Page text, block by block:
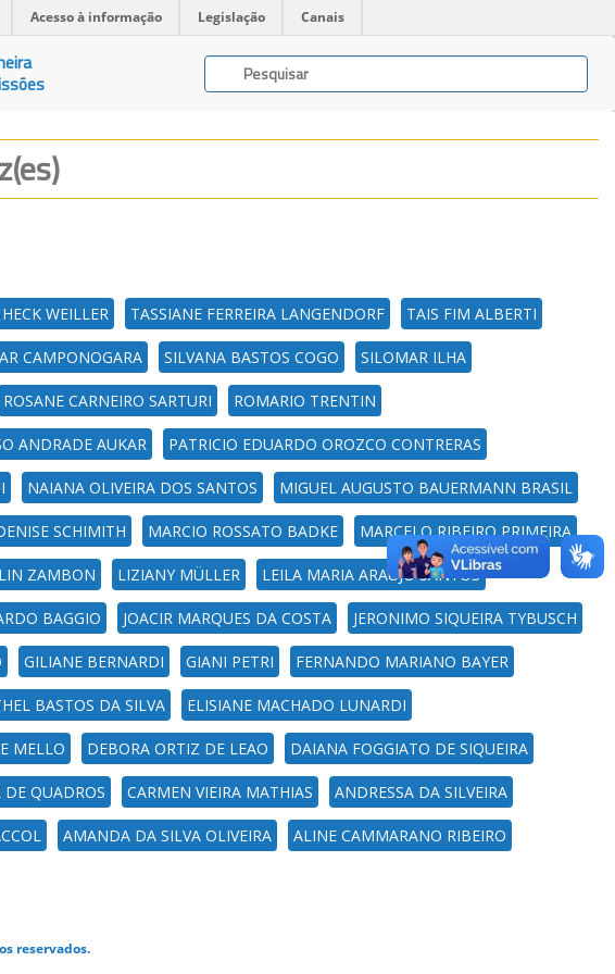
Acesso à informação Legislação Canais
WEILLER TASSIANE FERREIRA LANGENDORF TAIS FIM ALBERTI
CAMPONOGARA SILVANA BASTOS COGO SILOMAR ILHA
ROSANE CARNEIRO SARTURI ROMARIO TRENTIN
ANDRADE AUKAR PATRICIO EDUARDO OROZCO CONTRERAS
NAIANA OLIVEIRA DOS SANTOS MIGUEL AUGUSTO BAUERMANN BRASIL
SCHIMITH MARCIO ROSSATO BADKE MARCELO RIBEIRO PRIMEIRA
ZAMBON LIZIANY MÜLLER LEILA MARIA ARAUJO SANTOS
BAGGIO JOACIR MARQUES DA COSTA JERONIMO SIQUEIRA TYBUSCH
GILIANE BERNARDI GIANI PETRI FERNANDO MARIANO BAYER
BASTOS DA SILVA ELISIANE MACHADO LUNARDI
MELLO DEBORA ORTIZ DE LEAO DAIANA FOGGIATO DE SIQUEIRA
QUADROS CARMEN VIEIRA MATHIAS ANDRESSA DA SILVEIRA
AMANDA DA SILVA OLIVEIRA ALINE CAMMARANO RIBEIRO
reservados.